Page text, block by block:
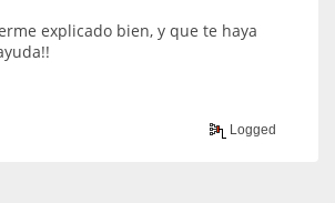
explicado bien, y que te haya
Logged